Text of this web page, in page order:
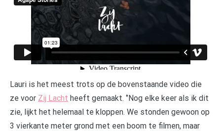
Lauri is het meest trots op de bovenstaande video die
ze voor Zij Lacht heeft gemaakt. ‘’Nog elke keer als ik dit
zie, lijkt het helemaal te kloppen. We stonden gewoon op
3 vierkante meter grond met een boom te filmen, maar